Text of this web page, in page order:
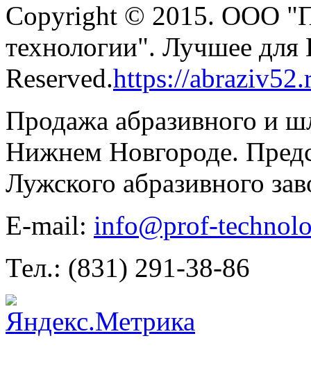
Copyright © 2015. ООО
технологии". Лучшее
Reserved.https://
Продажа абразивного и
Нижнем Новгороде.
Лужского абразивного
E-mail: info@prof-
Тел.: (831) 291-38-86